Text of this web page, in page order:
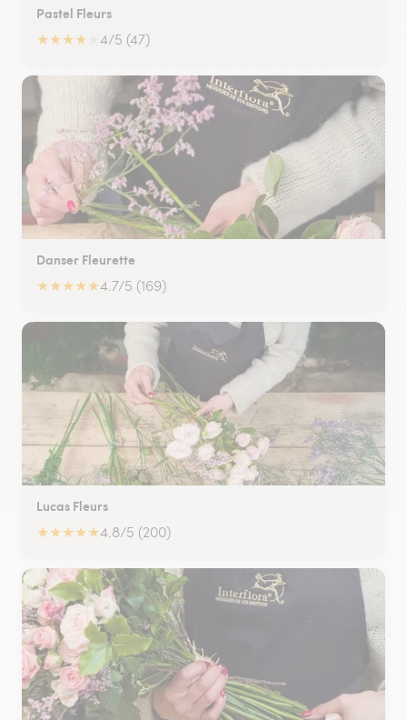
Pastel Fleurs
★★★★ 4/5 (47)
Danser Fleurette
★★★★★4.7/5 (169)
Lucas Fleurs
★★★★★4.8/5 (200)